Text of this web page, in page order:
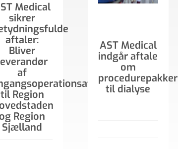
Medical
sikrer
aftaler:
Bliver
af
til Region
og Region
Sjælland
AST Medical
indgår aftale
om
procedurepakker
til dialyse